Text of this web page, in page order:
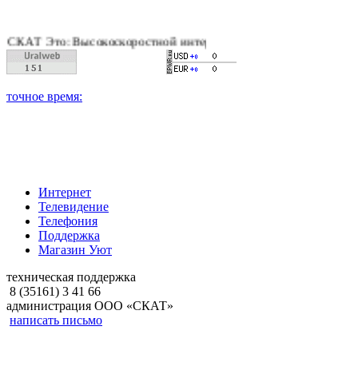
Это: Высокоскоростной интернет, качественное цифровое и
Интернет
Телевидение
Телефония
Поддержка
Магазин Уют
техническая поддержка
8 (35161) 3 41 66
администрация ООО «СКАТ»
написать письмо